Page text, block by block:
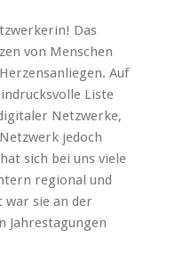
Das
von Menschen
Auf
Liste
Netzwerke,
jedoch
sich bei uns viele
regional und
sie an der
Jahrestagungen